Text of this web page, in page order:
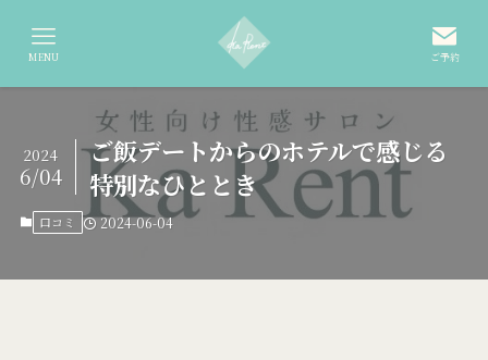
ご予約
MENU
ご飯デートからのホテルで感じる
特別なひととき
2024
6/04
口コミ 2024-06-04